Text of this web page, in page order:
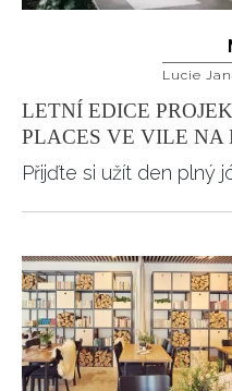
Lucie
LETNÍ EDICE
PLACES VE VILE NA
Přijďte si užít den plný